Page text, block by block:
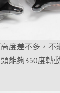
度差不多，不
能夠360度轉